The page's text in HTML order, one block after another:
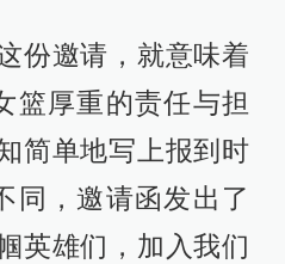
份邀请，就意味着
篮厚重的责任与担
简单地写上报到时
同，邀请函发出了
英雄们，加入我们